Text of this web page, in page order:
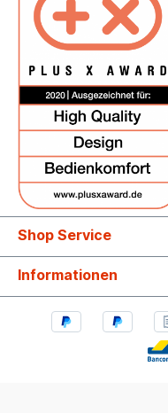
Shop Service
Informationen